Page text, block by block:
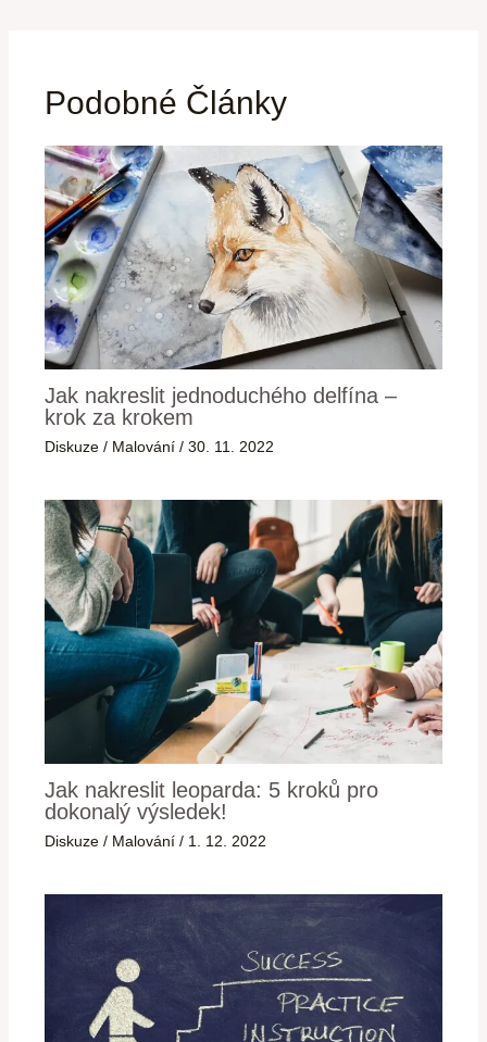
Podobné Články
Jak nakreslit jednoduchého delfína –
krok za krokem
Diskuze / Malování /30. 11. 2022
Jak nakreslit leoparda: 5 kroků pro
dokonalý výsledek!
Diskuze / Malování / 1. 12. 2022